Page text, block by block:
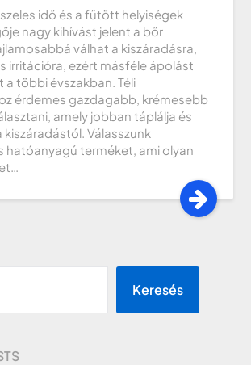
idő és a fűtött helyiségek
nagy kihívást jelent a bőr
válhat a kiszáradásra,
irritációra, ezért másféle ápolást
a többi évszakban. Téli
érdemes gazdagabb, krémesebb
amely jobban táplálja és
kiszáradástól. Válasszunk
hatóanyagú terméket, ami olyan
Keresés